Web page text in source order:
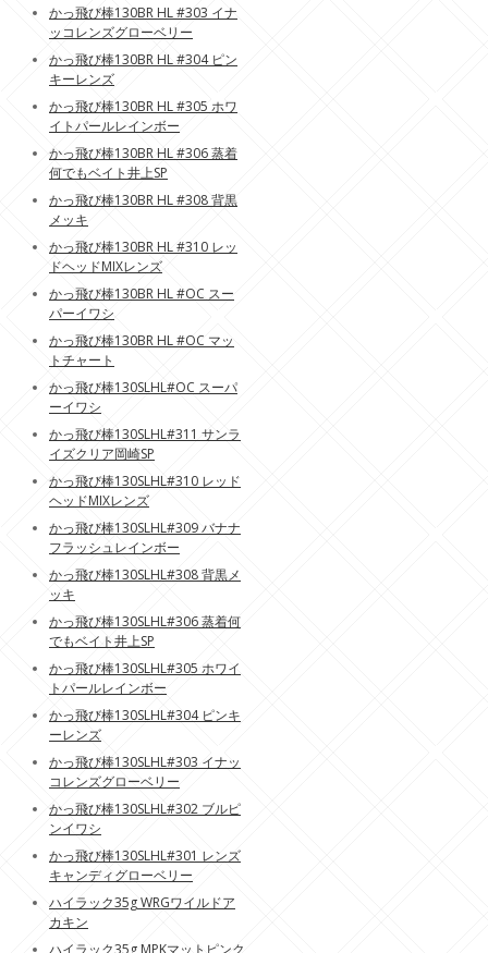
かっ飛び棒130BR HL #303 イナ
ッコレンズグローベリー
かっ飛び棒130BR HL #304 ピン
キーレンズ
かっ飛び棒130BR HL #305 ホワ
イトパールレインボー
かっ飛び棒130BR HL #306 蒸着
何でもベイト井上SP
かっ飛び棒130BR HL #308 背黒
メッキ
かっ飛び棒130BR HL #310 レッ
ドヘッドMIXレンズ
かっ飛び棒130BR HL #OC スー
パーイワシ
かっ飛び棒130BR HL #OC マッ
トチャート
かっ飛び棒130SLHL#OC スーパ
ーイワシ
かっ飛び棒130SLHL#311 サンラ
イズクリア岡崎SP
かっ飛び棒130SLHL#310 レッド
ヘッドMIXレンズ
かっ飛び棒130SLHL#309 バナナ
フラッシュレインボー
かっ飛び棒130SLHL#308 背黒メ
ッキ
かっ飛び棒130SLHL#306 蒸着何
でもベイト井上SP
かっ飛び棒130SLHL#305 ホワイ
トパールレインボー
かっ飛び棒130SLHL#304 ピンキ
ーレンズ
かっ飛び棒130SLHL#303 イナッ
コレンズグローベリー
かっ飛び棒130SLHL#302 ブルピ
ンイワシ
かっ飛び棒130SLHL#301 レンズ
キャンディグローベリー
ハイラック35g WRGワイルドア
カキン
ハイラック35g MPKマットピンク